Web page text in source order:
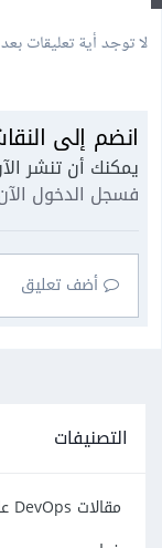
لا توجد أية تعليقات بعد
انضم إلى
يمكنك أن تنشر
فسجل الدخول
أضف تعليق
التصنيفات
مقالات DevOps عامة